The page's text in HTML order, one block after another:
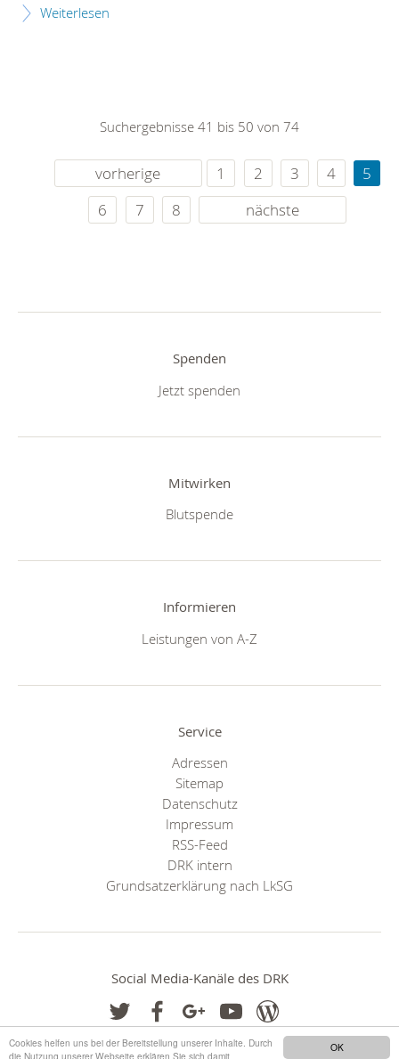
OK
Cookies helfen uns bei der Bereitstellung unserer Inhalte. Durch
die Nutzung unserer Webseite erklären Sie sich damit
Weiterlesen
Suchergebnisse 41 bis 50 von 74
vorherige 1 2 3 4
5
6
7 8 nächste
Spenden
Jetzt spenden
Mitwirken
Blutspende
Informieren
Leistungen von A-Z
Service
Adressen
Sitemap
Datenschutz
Impressum
RSS-Feed
DRK intern
Grundsatzerklärung nach LkSG
Social Media-Kanäle des DRK